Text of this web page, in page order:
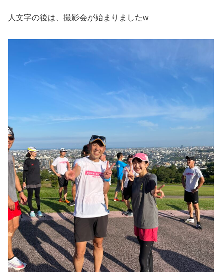
人文字の後は、撮影会が始まりましたw